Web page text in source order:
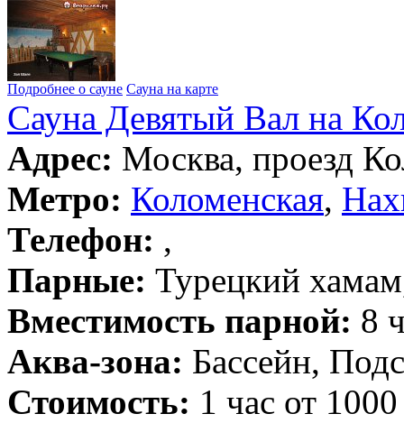
Подробнее о сауне Сауна на карте
Сауна Девятый Вал на
Адрес: Москва, проезд
Метро: Коломенская,
Телефон: ,
Парные: Турецкий
Вместимость парной: 8
Аква-зона: Бассейн,
Стоимость: 1 час от